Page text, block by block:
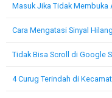
Masuk Jika Tidak
Cara Mengatasi Sinyal
Tidak Bisa Scroll di Google
4 Curug Terindah di